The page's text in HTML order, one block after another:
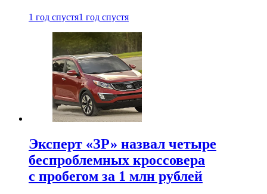
1 год спустя1 год спустя
Эксперт «ЗР» назвал четыре
беспроблемных кроссовера
с пробегом за 1 млн рублей